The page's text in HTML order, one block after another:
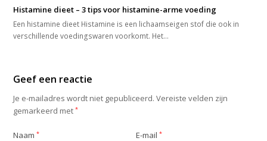
Histamine dieet – 3 tips voor histamine-arme voeding
Een histamine dieet Histamine is een lichaamseigen stof die ook in
verschillende voedingswaren voorkomt. Het…
Geef een reactie
Je e-mailadres wordt niet gepubliceerd. Vereiste velden zijn
gemarkeerd met*
Naam* E-mail*